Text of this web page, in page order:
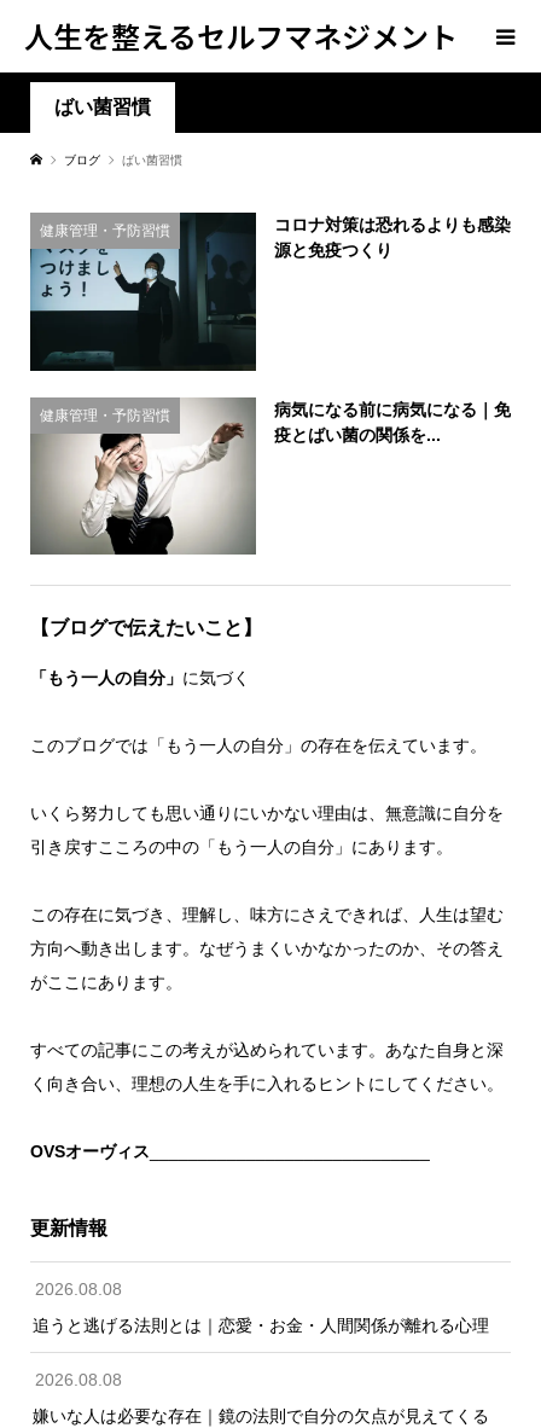
人生を整えるセルフマネジメント
ばい菌習慣
ブログ ばい菌習慣
健康管理・予防習慣
コロナ対策は恐れるよりも感染
源と免疫つくり
健康管理・予防習慣
病気になる前に病気になる｜免
疫とばい菌の関係を...
【ブログで伝えたいこと】
「もう一人の自分」 に気づく
このブログでは「もう一人の自分」の存在を伝えています。
いくら努力しても思い通りにいかない理由は、無意識に自分を
引き戻すこころの中の「もう一人の自分」にあります。
この存在に気づき、理解し、味方にさえできれば、人生は望む
方向へ動き出します。なぜうまくいかなかったのか、その答え
がここにあります。
すべての記事にこの考えが込められています。あなた自身と深
く向き合い、理想の人生を手に入れるヒントにしてください。
OVSオーヴィス
更新情報
2026.08.08
追うと逃げる法則とは｜恋愛・お金・人間関係が離れる心理
2026.08.08
嫌いな人は必要な存在｜鏡の法則で自分の欠点が見えてくる